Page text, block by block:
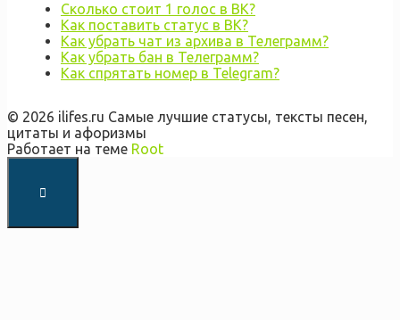
Сколько стоит 1 голос в ВК?
Как поставить статус в ВК?
Как убрать чат из архива в Телеграмм?
Как убрать бан в Телеграмм?
Как спрятать номер в Telegram?
© 2026 ilifes.ru Самые лучшие статусы, тексты песен,
цитаты и афоризмы
Работает на теме Root